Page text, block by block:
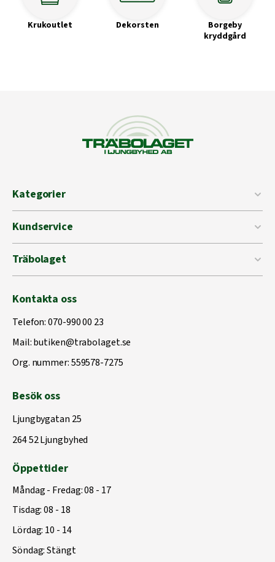
Krukoutlet Dekorsten
Borgeby
kryddgård
Kategorier
Kundservice
Träbolaget
Kontakta oss
Telefon:070-990 00 23
Mail:butiken@trabolaget.se
Org. nummer: 559578-7275
Besök oss
Ljungbygatan 25
264 52 Ljungbyhed
Öppettider
Måndag - Fredag: 08 - 17
Tisdag: 08 - 18
Lördag: 10 - 14
Söndag: Stängt